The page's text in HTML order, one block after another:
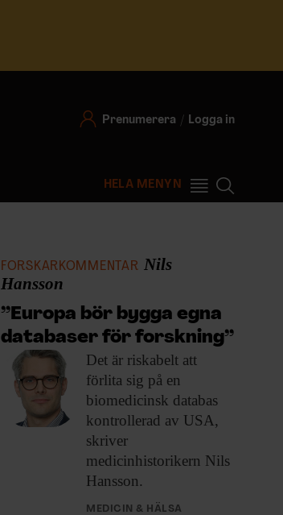
Prenumerera Logga in
HELA MENYN
FORSKARKOMMENTAR Nils
Hansson
”Europa bör bygga egna
databaser för forskning”
Det är riskabelt att
förlita sig på en
biomedicinsk databas
kontrollerad av USA,
skriver
medicinhistorikern Nils
Hansson.
MEDICIN & HÄLSA